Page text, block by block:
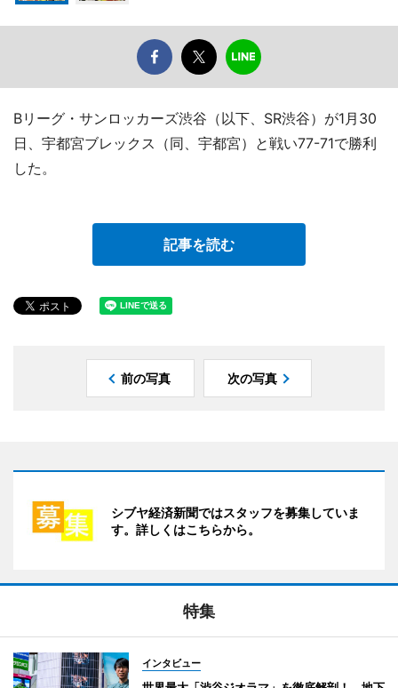
Bリーグ・サンロッカーズ渋谷（以下、SR渋谷）が1月30
日、宇都宮ブレックス（同、宇都宮）と戦い77-71で勝利
した。
記事を読む
前の写真 次の写真
シブヤ経済新聞ではスタッフを募集していま
す。詳しくはこちらから。
特集
インタビュー